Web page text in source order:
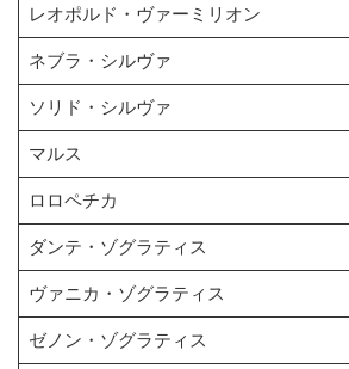
レオポルド・ヴァーミリオン
ネブラ・シルヴァ
ソリド・シルヴァ
マルス
ロロペチカ
ダンテ・ゾグラティス
ヴァニカ・ゾグラティス
ゼノン・ゾグラティス